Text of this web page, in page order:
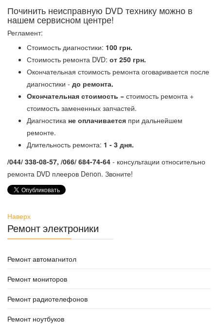
Починить неисправную DVD технику можно в
нашем сервисном центре!
Регламент:
Стоимость диагностики: 100 грн.
Стоимость ремонта DVD: от 250 грн.
Окончательная стоимость ремонта оговаривается после
диагностики - до ремонта.
Окончательная стоимость = стоимость ремонта +
стоимость замененных запчастей.
Диагностика не оплачивается при дальнейшем
ремонте.
Длительность ремонта: 1 - 3 дня.
/044/ 338-08-57, /066/ 684-74-64 - консультации относительно
ремонта DVD плееров Denon. Звоните!
Наверх
Ремонт электроники
Ремонт автомагнитол
Ремонт мониторов
Ремонт радиотелефонов
Ремонт ноутбуков